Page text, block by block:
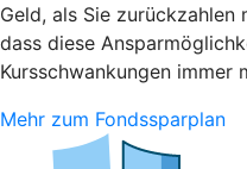
Geld, als Sie zurückzahlen
dass diese
Kursschwankungen immer
Mehr zum Fondssparplan